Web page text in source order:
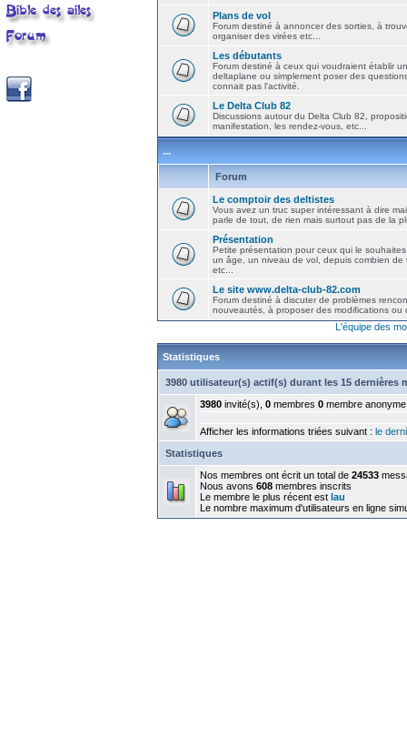
Plans de vol
Forum destiné à annoncer des sorties, à
organiser des virées etc...
Les débutants
Forum destiné à ceux qui voudraient établir
deltaplane ou simplement poser des
connait pas l'activité.
Le Delta Club 82
Discussions autour du Delta Club 82,
manifestation, les rendez-vous, etc...
...
Forum
Le comptoir des deltistes
Vous avez un truc super intéressant à dire
parle de tout, de rien mais surtout pas de la
Présentation
Petite présentation pour ceux qui le
un âge, un niveau de vol, depuis combien de
etc...
Le site www.delta-club-82.com
Forum destiné à discuter de problèmes
nouveautés, à proposer des modifications ou
L'équipe des
Statistiques
3980 utilisateur(s) actif(s) durant les 15 dernières
3980 invité(s), 0 membres 0 membre anonyme
Afficher les informations triées suivant : le
Statistiques
Nos membres ont écrit un total de 24533
Nous avons 608 membres inscrits
Le membre le plus récent est lau
Le nombre maximum d'utilisateurs en ligne